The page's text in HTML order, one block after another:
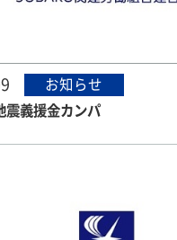
お知らせ
震義援金カンパ